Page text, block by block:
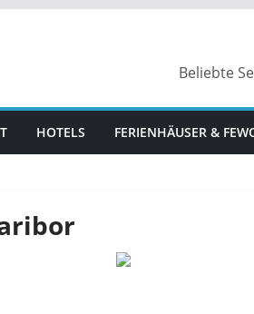
Beliebte
HOTELS FERIENHÄUSER &